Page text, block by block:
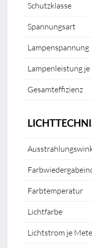
Schutzklasse
Spannungsart
Lampenspannung
Lampenleistung
Gesamteffizienz
Farbtemperatur
Lichtfarbe
Lichtstrom je